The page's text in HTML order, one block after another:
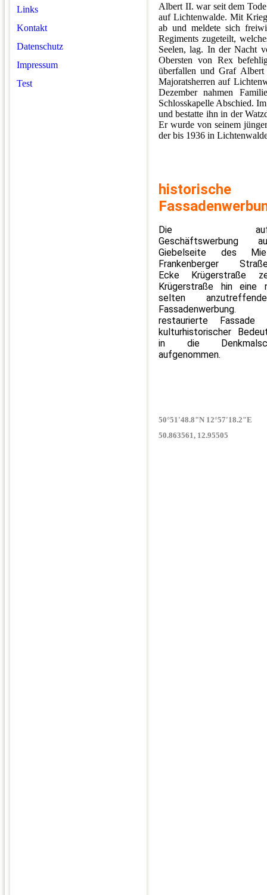
Links
Kontakt
Datenschutz
Impressum
Test
Albert II. war seit dem
auf Lichtenwalde. Mit
ab und meldete sich
Regiments zugeteilt,
Seelen, lag. In der Nacht
Obersten von Rex
überfallen und Graf
Majoratsherren auf
Dezember nahmen
Schlosskapelle Abschied.
und bestatte ihn in der
Er wurde von seinem
der bis 1936 in
historische
Die
Geschäftswerbung
Giebelseite des
Frankenberger
Ecke Krügerstraße
Krügerstraße hin eine
selten
restaurierte
kulturhistorischer
in die
aufgenommen.
50°51'48.8"N 12°57'18.2"E
50.863561, 12.95505